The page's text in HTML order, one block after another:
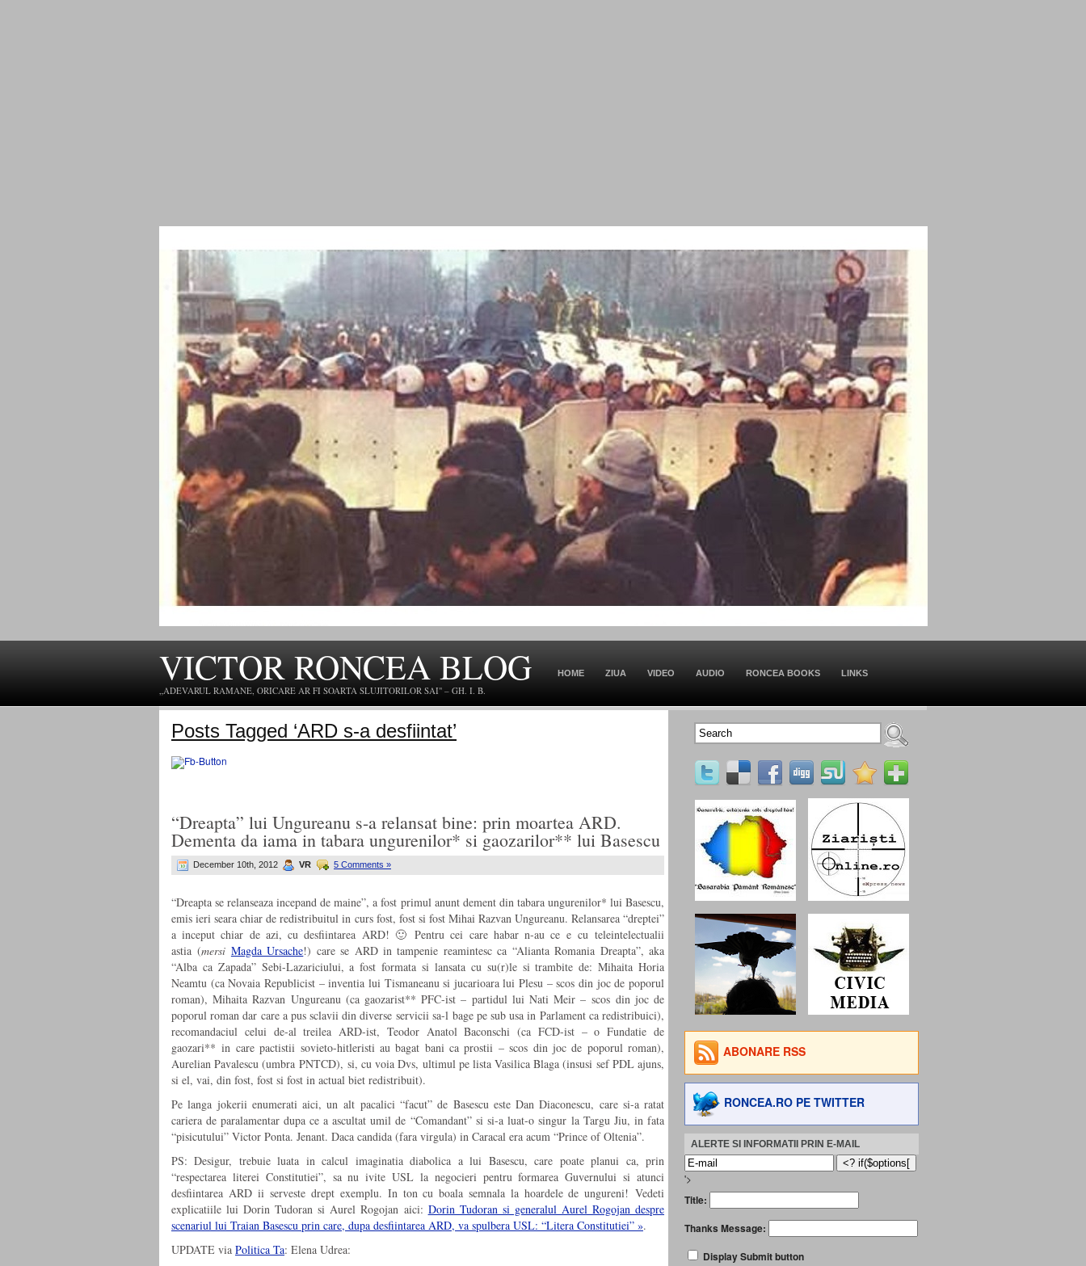
VICTOR RONCEA BLOG
„ADEVARUL RAMANE, ORICARE AR FI SOARTA SLUJITORILOR SAI" – GH. I. B.
HOME ZIUA VIDEO AUDIO RONCEA BOOKS LINKS
Posts Tagged ‘ARD s-a desfiintat’
“Dreapta” lui Ungureanu s-a relansat bine: prin moartea ARD.
Dementa da iama in tabara ungurenilor* si gaozarilor** lui Basescu
December 10th, 2012 VR 5 Comments »
“Dreapta se relanseaza incepand de maine”, a fost primul anunt dement din tabara ungurenilor* lui Basescu,
emis ieri seara chiar de redistribuitul in curs fost, fost si fost Mihai Razvan Ungureanu. Relansarea “dreptei”
a inceput chiar de azi, cu desfiintarea ARD! 🙂 Pentru cei care habar n-au ce e cu teleintelectualii
astia (mersi Magda Ursache!) care se ARD in tampenie reamintesc ca “Alianta Romania Dreapta”, aka
“Alba ca Zapada” Sebi-Lazariciului, a fost formata si lansata cu su(r)le si trambite de: Mihaita Horia
Neamtu (ca Novaia Republicist – inventia lui Tismaneanu si jucarioara lui Plesu – scos din joc de poporul
roman), Mihaita Razvan Ungureanu (ca gaozarist** PFC-ist – partidul lui Nati Meir – scos din joc de
poporul roman dar care a pus sclavii din diverse servicii sa-l bage pe sub usa in Parlament ca redistribuici),
recomandaciul celui de-al treilea ARD-ist, Teodor Anatol Baconschi (ca FCD-ist – o Fundatie de
gaozari** in care pactistii sovieto-hitleristi au bagat bani ca prostii – scos din joc de poporul roman),
Aurelian Pavalescu (umbra PNTCD), si, cu voia Dvs, ultimul pe lista Vasilica Blaga (insusi sef PDL ajuns,
si el, vai, din fost, fost si fost in actual biet redistribuit).
Pe langa jokerii enumerati aici, un alt pacalici “facut” de Basescu este Dan Diaconescu, care si-a ratat
cariera de paralamentar dupa ce a ascultat umil de “Comandant” si si-a luat-o singur la Targu Jiu, in fata
“pisicutului” Victor Ponta. Jenant. Daca candida (fara virgula) in Caracal era acum “Prince of Oltenia”.
PS: Desigur, trebuie luata in calcul imaginatia diabolica a lui Basescu, care poate planui ca, prin
“respectarea literei Constitutiei”, sa nu ivite USL la negocieri pentru formarea Guvernului si atunci
desfiintarea ARD ii serveste drept exemplu. In ton cu boala semnala la hoardele de ungureni! Vedeti
explicatiile lui Dorin Tudoran si Aurel Rogojan aici: Dorin Tudoran si generalul Aurel Rogojan despre
scenariul lui Traian Basescu prin care, dupa desfiintarea ARD, va spulbera USL: “Litera Constitutiei” ».
UPDATE via Politica Ta: Elena Udrea:
ABONARE RSS
RONCEA.RO PE TWITTER
ALERTE SI INFORMATII PRIN E-MAIL
'>
Title:
Thanks Message:
Display Submit button